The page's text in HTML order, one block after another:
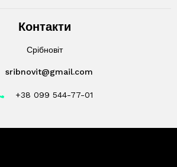
Контакти
Срібновіт
sribnovit@gmail.com
+38 099 544-77-01